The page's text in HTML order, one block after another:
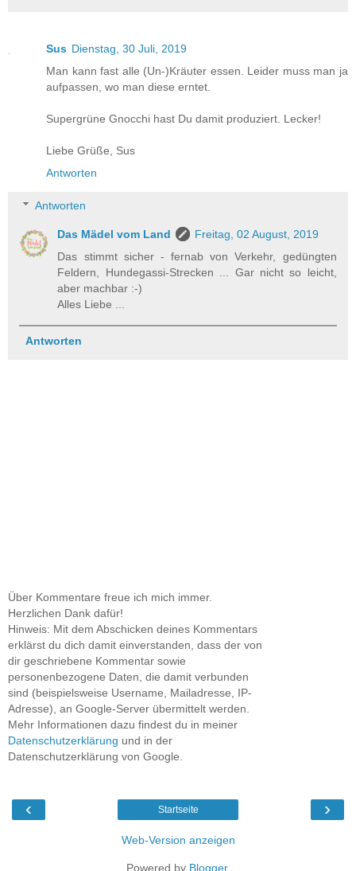
Sus Dienstag, 30 Juli, 2019
Man kann fast alle (Un-)Kräuter essen. Leider muss man ja
aufpassen, wo man diese erntet.
Supergrüne Gnocchi hast Du damit produziert. Lecker!
Liebe Grüße, Sus
Antworten
Antworten
Das Mädel vom Land
Freitag, 02 August, 2019
Das stimmt sicher - fernab von Verkehr, gedüngten
Feldern, Hundegassi-Strecken ... Gar nicht so leicht,
aber machbar :-)
Alles Liebe ...
Antworten
Über Kommentare freue ich mich immer.
Herzlichen Dank dafür!
Hinweis: Mit dem Abschicken deines Kommentars
erklärst du dich damit einverstanden, dass der von
dir geschriebene Kommentar sowie
personenbezogene Daten, die damit verbunden
sind (beispielsweise Username, Mailadresse, IP-
Adresse), an Google-Server übermittelt werden.
Mehr Informationen dazu findest du in meiner
Datenschutzerklärung und in der
Datenschutzerklärung von Google.
‹ ›
Startseite
Web-Version anzeigen
Powered by Blogger.